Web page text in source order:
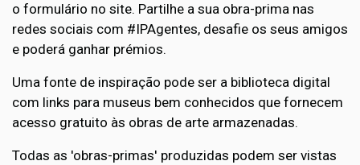
o formulário no site. Partilhe a sua obra-prima nas
redes sociais com #IPAgentes, desafie os seus amigos
e poderá ganhar prémios.
Uma fonte de inspiração pode ser a biblioteca digital
com links para museus bem conhecidos que fornecem
acesso gratuito às obras de arte armazenadas.
Todas as 'obras-primas' produzidas podem ser vistas